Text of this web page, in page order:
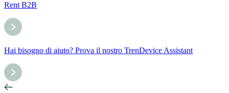
Rent B2B
Hai bisogno di aiuto? Prova il nostro TrenDevice Assistant